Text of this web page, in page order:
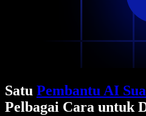
Satu Pembantu AI
Pelbagai Cara untuk